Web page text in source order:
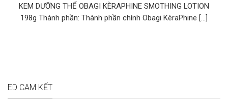
KEM DƯỠNG THỂ OBAGI KÈRAPHINE SMOTHING LOTION
198g Thành phần: Thành phần chính Obagi KèraPhine [...]
ED CAM KẾT